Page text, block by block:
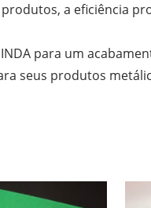
a eficiência
para um
seus produtos